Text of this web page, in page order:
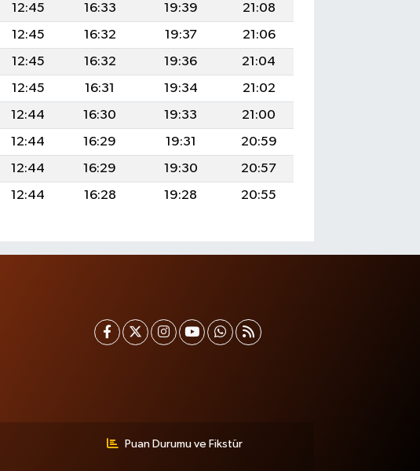
12:45 16:33 19:39
21:08
12:45 16:32 19:37
21:06
12:45 16:32 19:36
21:04
12:45 16:31 19:34
21:02
12:44 16:30 19:33
21:00
12:44 16:29 19:31
20:59
12:44 16:29 19:30
20:57
12:44 16:28 19:28 20:55
Puan Durumu ve Fikstür